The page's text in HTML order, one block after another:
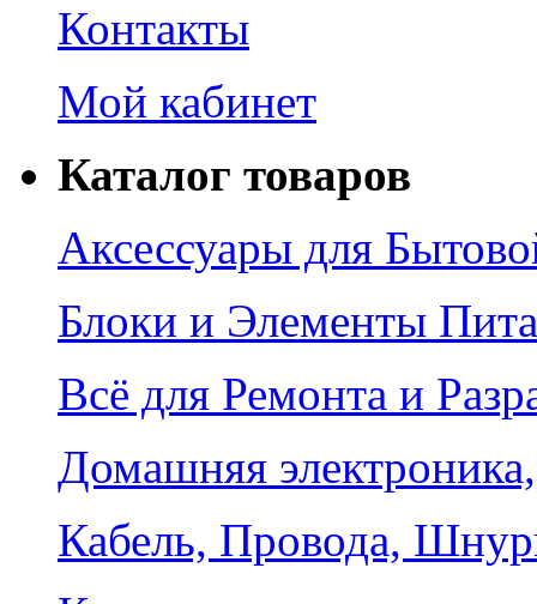
Контакты
Мой кабинет
Каталог товаров
Аксессуары для
Блоки и Элементы
Всё для Ремонта и
Домашняя
Кабель, Провода,